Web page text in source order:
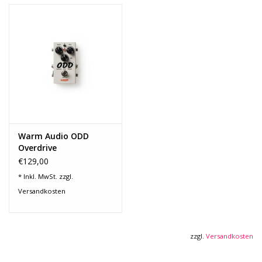
Warm Audio ODD
Overdrive
€129,00
* Inkl. MwSt. zzgl.
Versandkosten
zzgl. Versandkosten